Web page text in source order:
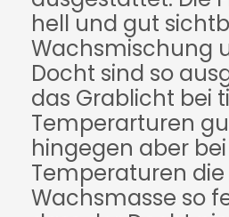
hell und gut
Wachsmischung
Docht sind so
das Grablicht bei
Temperarturen
hingegen aber
Temperaturen die
Wachsmasse so